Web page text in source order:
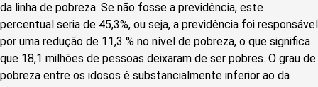
da linha de pobreza. Se não fosse a previdência, este
percentual seria de 45,3%, ou seja, a previdência foi responsável
por uma redução de 11,3 % no nível de pobreza, o que significa
que 18,1 milhões de pessoas deixaram de ser pobres. O grau de
pobreza entre os idosos é substancialmente inferior ao da